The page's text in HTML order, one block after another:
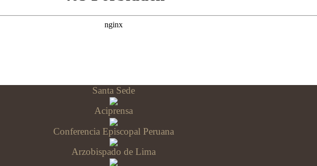
Santa Sede
Aciprensa
Conferencia Episcopal Peruana
Arzobispado de Lima